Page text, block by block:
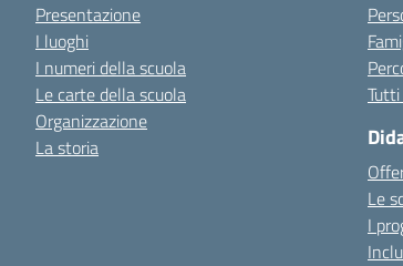
Presentazione
I luoghi
I numeri della scuola
Le carte della scuola
Organizzazione
La storia
Le
I